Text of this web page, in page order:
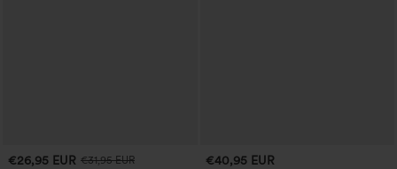
€26,95 EUR €31,95 EUR
€40,95 EUR